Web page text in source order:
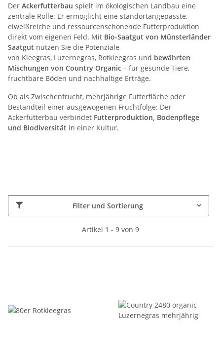
Der Ackerfutterbau spielt im ökologischen Landbau eine
zentrale Rolle: Er ermöglicht eine standortangepasste,
eiweißreiche und ressourcenschonende Futterproduktion
direkt vom eigenen Feld. Mit Bio-Saatgut von Münsterländer
Saatgut nutzen Sie die Potenziale
von Kleegras, Luzernegras, Rotkleegras und bewährten
Mischungen von Country Organic – für gesunde Tiere,
fruchtbare Böden und nachhaltige Erträge.
Ob als Zwischenfrucht, mehrjährige Futterfläche oder
Bestandteil einer ausgewogenen Fruchtfolge: Der
Ackerfutterbau verbindet Futterproduktion, Bodenpflege
und Biodiversität in einer Kultur.
Filter und Sortierung
Artikel 1 - 9 von 9